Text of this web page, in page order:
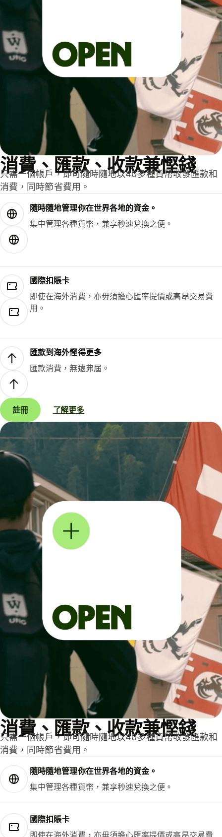
消費、匯款、收款兼慳錢
只需一個帳戶，即可隨時隨地以40多種貨幣收發匯款和
消費，同時節省費用。
隨時隨地管理你在世界各地的資金。
集中管理各種貨幣，兼享秒速兌換之便。
國際扣賬卡
即使在海外消費，亦毋須擔心匯率提價或高昂交易費
用。
匯款到海外慳得更多
匯款消費，無遠弗屆。
註冊 了解更多
消費、匯款、收款兼慳錢
只需一個帳戶，即可隨時隨地以40多種貨幣收發匯款和
消費，同時節省費用。
隨時隨地管理你在世界各地的資金。
集中管理各種貨幣，兼享秒速兌換之便。
國際扣賬卡